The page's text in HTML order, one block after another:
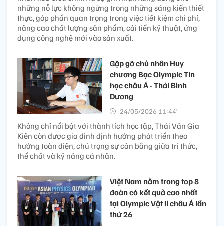
những nỗ lực không ngừng trong những sáng kiến thiết
thực, góp phần quan trọng trong việc tiết kiệm chi phí,
nâng cao chất lượng sản phẩm, cải tiến kỹ thuật, ứng
dụng công nghệ mới vào sản xuất.
Gặp gỡ chủ nhân Huy
chương Bạc Olympic Tin
học châu Á - Thái Bình
Dương
24/05/2026 11:44’
Không chỉ nổi bật với thành tích học tập, Thái Văn Gia
Kiên còn được gia đình định hướng phát triển theo
hướng toàn diện, chú trọng sự cân bằng giữa tri thức,
thể chất và kỹ năng cá nhân.
Việt Nam nằm trong top 8
đoàn có kết quả cao nhất
tại Olympic Vật lí châu Á lần
thứ 26